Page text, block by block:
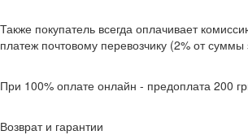
Также покупатель всегда оплачивает
платеж почтовому перевозчику (2% от суммы
При 100% оплате онлайн - предоплата 200
Возврат и гарантии